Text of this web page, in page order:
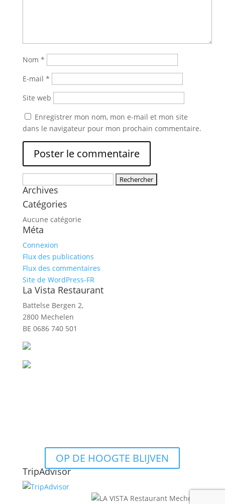
Nom *
E-mail *
Site web
Enregistrer mon nom, mon e-mail et mon site
dans le navigateur pour mon prochain commentaire.
Archives
Catégories
Aucune catégorie
Méta
Connexion
Flux des publications
Flux des commentaires
Site de WordPress-FR
La Vista Restaurant
Battelse Bergen 2,
2800 Mechelen
BE 0686 740 501
OP DE HOOGTE BLIJVEN
TripAdvisor